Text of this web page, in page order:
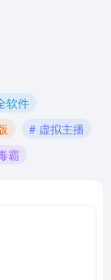
软件
# 虚拟主播
霸